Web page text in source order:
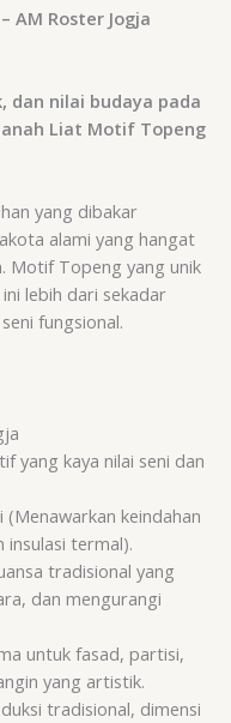
AM Roster Jogja
dan nilai budaya pada
Liat Motif Topeng
yang dibakar
alami yang hangat
Motif Topeng yang unik
lebih dari sekadar
fungsional.
yang kaya nilai seni dan
(Menawarkan keindahan
insulasi termal).
tradisional yang
dan mengurangi
untuk fasad, partisi,
yang artistik.
tradisional, dimensi